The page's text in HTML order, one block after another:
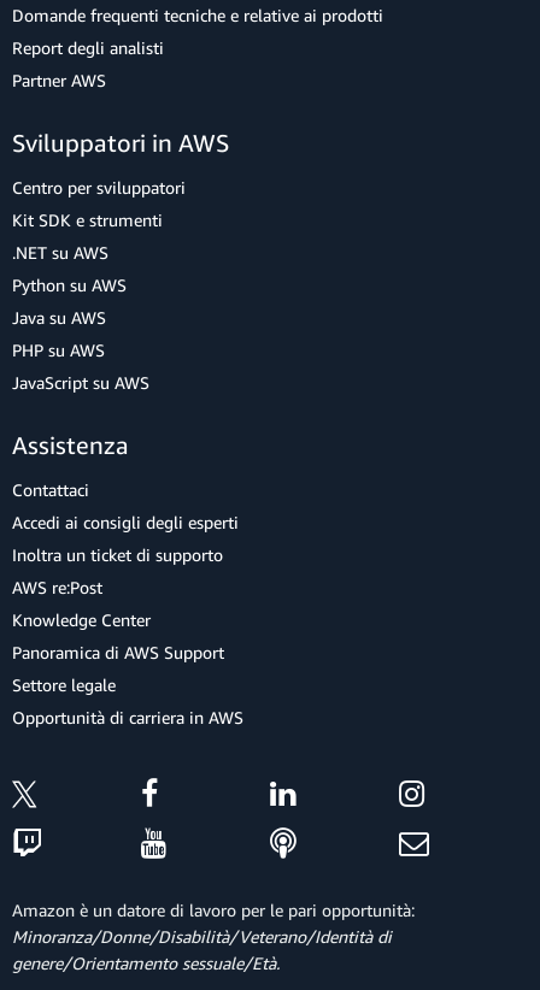
Domande frequenti tecniche e relative ai prodotti
Report degli analisti
Partner AWS
Sviluppatori in AWS
Centro per sviluppatori
Kit SDK e strumenti
.NET su AWS
Python su AWS
Java su AWS
PHP su AWS
JavaScript su AWS
Assistenza
Contattaci
Accedi ai consigli degli esperti
Inoltra un ticket di supporto
AWS re:Post
Knowledge Center
Panoramica di AWS Support
Settore legale
Opportunità di carriera in AWS
Amazon è un datore di lavoro per le pari opportunità:
Minoranza/Donne/Disabilità/Veterano/Identità di
genere/Orientamento sessuale/Età.